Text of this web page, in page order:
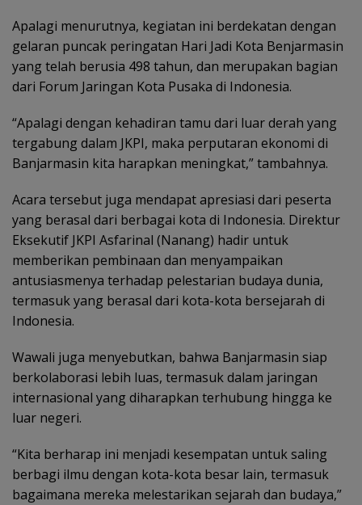
Apalagi menurutnya, kegiatan ini berdekatan dengan
gelaran puncak peringatan Hari Jadi Kota Benjarmasin
yang telah berusia 498 tahun, dan merupakan bagian
dari Forum Jaringan Kota Pusaka di Indonesia.
“Apalagi dengan kehadiran tamu dari luar derah yang
tergabung dalam JKPI, maka perputaran ekonomi di
Banjarmasin kita harapkan meningkat,” tambahnya.
Acara tersebut juga mendapat apresiasi dari peserta
yang berasal dari berbagai kota di Indonesia. Direktur
Eksekutif JKPI Asfarinal (Nanang) hadir untuk
memberikan pembinaan dan menyampaikan
antusiasmenya terhadap pelestarian budaya dunia,
termasuk yang berasal dari kota-kota bersejarah di
Indonesia.
Wawali juga menyebutkan, bahwa Banjarmasin siap
berkolaborasi lebih luas, termasuk dalam jaringan
internasional yang diharapkan terhubung hingga ke
luar negeri.
“Kita berharap ini menjadi kesempatan untuk saling
berbagi ilmu dengan kota-kota besar lain, termasuk
bagaimana mereka melestarikan sejarah dan budaya,”